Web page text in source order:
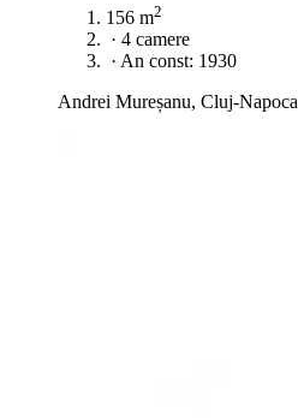
156 m2
· 4 camere
· An const: 1930
Andrei Mureșanu, Cluj-Napoca